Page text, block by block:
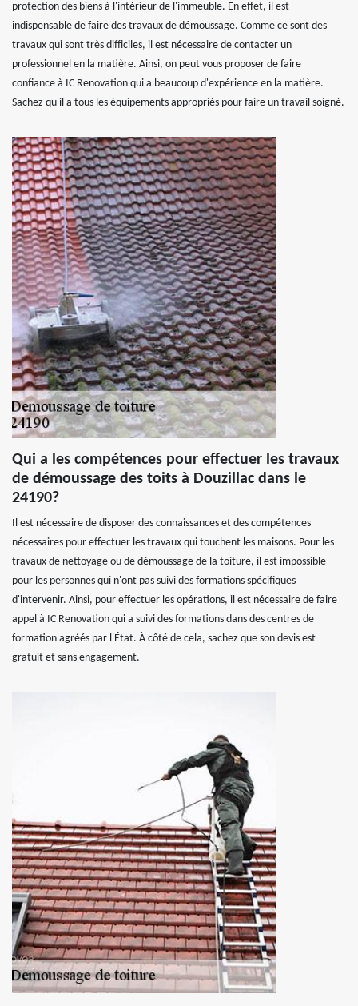
protection des biens à l'intérieur de l'immeuble. En effet, il est
indispensable de faire des travaux de démoussage. Comme ce sont des
travaux qui sont très difficiles, il est nécessaire de contacter un
professionnel en la matière. Ainsi, on peut vous proposer de faire
confiance à IC Renovation qui a beaucoup d'expérience en la matière.
Sachez qu'il a tous les équipements appropriés pour faire un travail soigné.
Qui a les compétences pour effectuer les travaux
de démoussage des toits à Douzillac dans le
24190?
Il est nécessaire de disposer des connaissances et des compétences
nécessaires pour effectuer les travaux qui touchent les maisons. Pour les
travaux de nettoyage ou de démoussage de la toiture, il est impossible
pour les personnes qui n'ont pas suivi des formations spécifiques
d'intervenir. Ainsi, pour effectuer les opérations, il est nécessaire de faire
appel à IC Renovation qui a suivi des formations dans des centres de
formation agréés par l'État. À côté de cela, sachez que son devis est
gratuit et sans engagement.